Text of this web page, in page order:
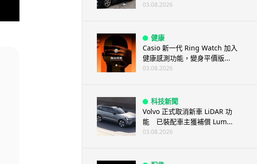
03.08.2026
健康
Casio 新一代 Ring Watch 加入
健康感測功能，變身平價版...
03.08.2026
科技新聞
Volvo 正式取消新車 LiDAR 功
能 已裝配車主獲補償 Lum...
03.08.2026